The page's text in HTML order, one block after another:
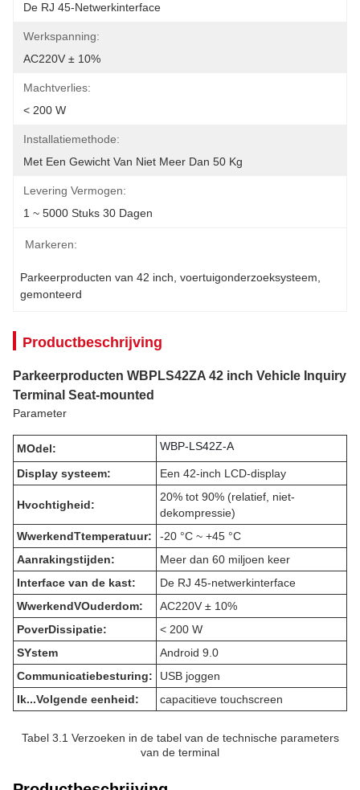
De RJ 45-Netwerkinterface
Werkspanning:
AC220V ± 10%
Machtverlies:
< 200 W
Installatiemethode:
Met Een Gewicht Van Niet Meer Dan 50 Kg
Levering Vermogen:
1 ~ 5000 Stuks 30 Dagen
Markeren:
Parkeerproducten van 42 inch voertuigonderzoeksysteem
gemonteerd
Productbeschrijving
Parkeerproducten WBPLS42ZA 42 inch Vehicle Inquiry
Terminal Seat-mounted
Parameter
MOdel: WBP-LS42Z-A
Display systeem: Een 42-inch LCD-display
Hvochtigheid:
20% tot 90% (relatief, niet-
dekompressie)
WwerkendTtemperatuur:
-20 °C ~ +45 °C
Aanrakingstijden:
Meer dan 60 miljoen keer
Interface van de kast:
De RJ 45-netwerkinterface
WwerkendVOuderdom:
AC220V ± 10%
PoverDissipatie:
< 200 W
SYstem
Android 9.0
Communicatiebesturing:
USB joggen
Ik...Volgende eenheid: capacitieve touchscreen
Tabel 3.1 Verzoeken in de tabel van de technische parameters
van de terminal